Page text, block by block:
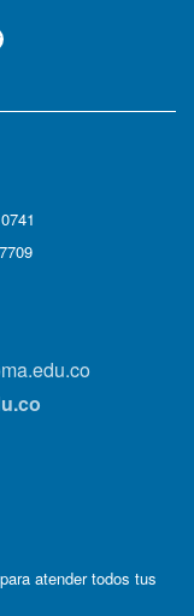
atender todos tus